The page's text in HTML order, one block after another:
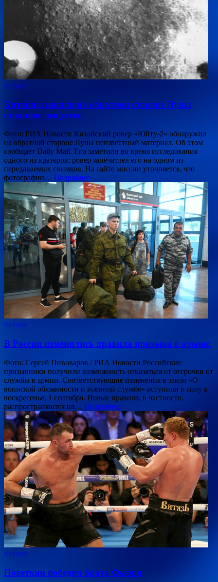
Космос
Китайцы нашли на обратной стороне Луны
странное вещество
Фото: РИА Новости Китайский ровер «Юйту-2» обнаружил
на обратной стороне Луны неизвестный материал. Об этом
сообщает Daily Mail. Его заметили во время исследования
одного из кратеров: ровер запечатлел его на одном из
передаваемых снимков. На сайте миссии уточняется, что
фотографии… Подробнее
Космос
В России изменились правила призыва в армию
Фото: Сергей Пивоваров / РИА Новости Российские
призывники получили возможность отказаться от отсрочки от
службы в армии. Соответствующие изменения в закон «О
воинской обязанности и военной службе» вступили в силу в
воскресенье, 1 сентября. Новые правила, в частности,
распространяются на… Подробнее
Космос
Поветкин победил брата Фьюри